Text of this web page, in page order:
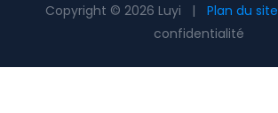
Copyright © 2026 Luyi | Plan du site
confidentialité